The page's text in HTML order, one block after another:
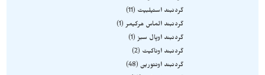
گردنبند استیلبیت
11
گردنبند الماس هرکیمر 1
گردنبند اوپال سبز 1
گردنبند اوناکیت
2
گردنبند اونتورین 48